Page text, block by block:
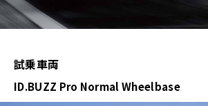
試乗車両
ID.BUZZ Pro Normal Wheelbase